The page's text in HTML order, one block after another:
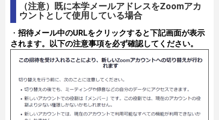
（注意）既に本学メールアドレスをZoomアカ
ウントとして使用している場合
・招待メール中のURLをクリックすると下記画面が表示
されます。以下の注意事項を必ず確認してください。